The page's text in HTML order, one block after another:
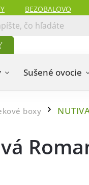
BEZOBALOVO
Sušené ovocie
boxy /